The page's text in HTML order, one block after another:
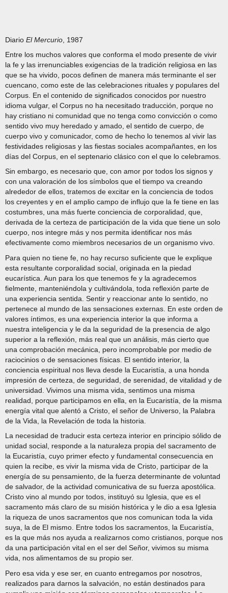
Diario El Mercurio , 1987
Entre los muchos valores que conforma el modo presente de vivir
la fe y las irrenunciables exigencias de la tradición religiosa en las
que se ha vivido, pocos definen de manera más terminante el ser
cuencano, como este de las celebraciones rituales y populares del
Corpus. En el contenido de significados conocidos por nuestro
idioma vulgar, el Corpus no ha necesitado traducción, porque no
hay cristiano ni comunidad que no tenga como convicción o como
sentido vivo muy heredado y amado, el sentido de cuerpo, de
cuerpo vivo y comunicador, como de hecho lo tenemos al vivir las
festividades religiosas y las fiestas sociales acompañantes, en los
días del Corpus, en el septenario clásico con el que lo celebramos.
Sin embargo, es necesario que, con amor por todos los signos y
con una valoración de los símbolos que el tiempo va creando
alrededor de ellos, tratemos de excitar en la conciencia de todos
los creyentes y en el amplio campo de influjo que la fe tiene en las
costumbres, una más fuerte conciencia de corporalidad, que,
derivada de la certeza de participación de la vida que tiene un solo
cuerpo, nos integre más y nos permita identificar nos más
efectivamente como miembros necesarios de un organismo vivo.
Para quien no tiene fe, no hay recurso suficiente que le explique
esta resultante corporalidad social, originada en la piedad
eucarística. Aun para los que tenemos fe y la agradecemos
fielmente, manteniéndola y cultivándola, toda reflexión parte de
una experiencia sentida. Sentir y reaccionar ante lo sentido, no
pertenece al mundo de las sensaciones externas. En este orden de
valores íntimos, es una experiencia interior la que informa a
nuestra inteligencia y le da la seguridad de la presencia de algo
superior a la reflexión, más real que un análisis, más cierto que
una comprobación mecánica, pero incomprobable por medio de
raciocinios o de sensaciones físicas. El sentido interior, la
conciencia espiritual nos lleva desde la Eucaristía, a una honda
impresión de certeza, de seguridad, de serenidad, de vitalidad y de
universidad. Vivimos una misma vida, sentimos una misma
realidad, porque participamos en ella, en la Eucaristía, de la misma
energía vital que alentó a Cristo, el señor de Universo, la Palabra
de la Vida, la Revelación de toda la historia.
La necesidad de traducir esta certeza interior en principio sólido de
unidad social, responde a la naturaleza propia del sacramento de
la Eucaristía, cuyo primer efecto y fundamental consecuencia en
quien la recibe, es vivir la misma vida de Cristo, participar de la
energía de su pensamiento, de la fuerza determinante de voluntad
de salvador, de la actividad comunicativa de su fuerza apostólica.
Cristo vino al mundo por todos, instituyó su Iglesia, que es el
sacramento más claro de su misión histórica y le dio a esa Iglesia
la riqueza de unos sacramentos que nos comunican toda la vida
suya, la de El mismo. Entre todos los sacramentos, la Eucaristía,
es la que más nos ayuda a realizarnos como cristianos, porque nos
da una participación vital en el ser del Señor, vivimos su misma
vida, nos alimentamos de su propio ser.
Pero esa vida y ese ser, en cuanto entregamos por nosotros,
realizados para darnos la salvación, no están destinados para